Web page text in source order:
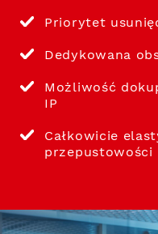
Priorytet
Dedykowana
Możliwość
IP
Całkowicie
przepustowości